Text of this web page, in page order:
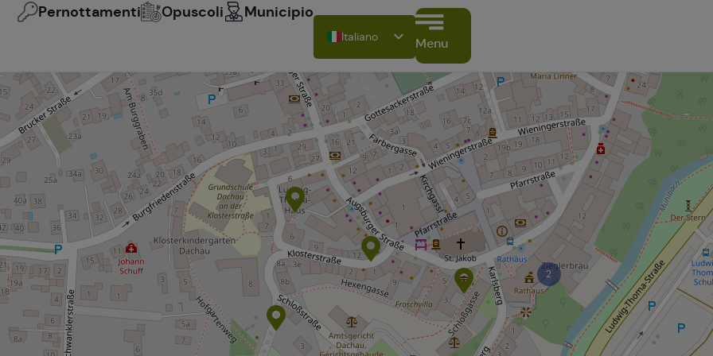
Pernottamenti Opuscoli Municipio
Italiano
Deutsch
English
Français
Español
Polski
Menu
2